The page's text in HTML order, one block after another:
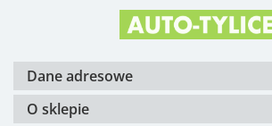
Dane adresowe
O sklepie